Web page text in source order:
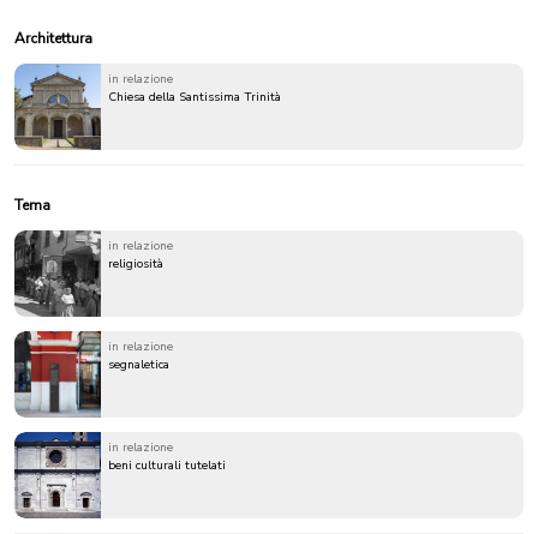
Architettura
in relazione
Chiesa della Santissima Trinità
Tema
in relazione
religiosità
in relazione
segnaletica
in relazione
beni culturali tutelati